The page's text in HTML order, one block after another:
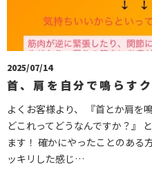
2025/07/14
首、肩を自分で鳴らす
よくお客様より、 『首とか肩を
どこれってどうなんですか？』
ます！ 確かにやったことのある
ッキリした感じ…